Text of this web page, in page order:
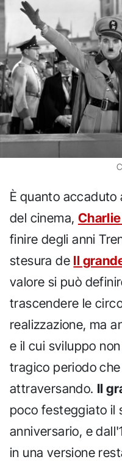
È quanto accaduto
del cinema,
finire degli anni
stesura de Il
valore si può
trascendere le
realizzazione, ma
e il cui sviluppo
tragico periodo
attraversando. Il
poco festeggiato il
anniversario, e
in una versione